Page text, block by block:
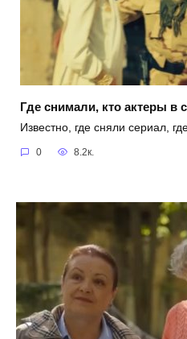
Где снимали, кто актеры в
Известно, где сняли сериал,
0 8.2к.